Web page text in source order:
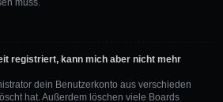
muss.
registriert, kann mich aber nicht mehr
dein Benutzerkonto aus verschieden
hat. Außerdem löschen viele Boards